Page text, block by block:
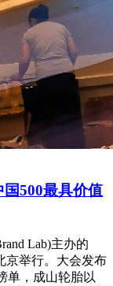
500最具价值
Lab)主办的
京举行。大会发布
单，成山轮胎以